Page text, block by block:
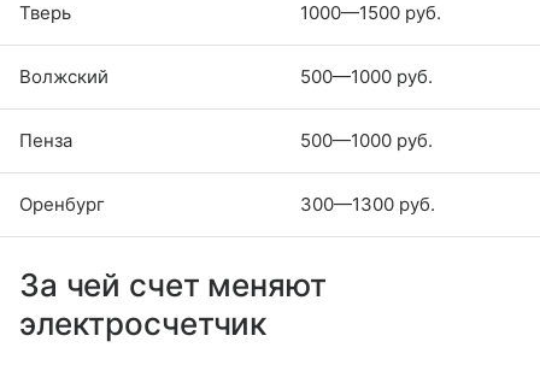
Тверь 1000—1500 руб.
Волжский 500—1000 руб.
Пенза 500—1000 руб.
Оренбург 300—1300 руб.
За чей счет меняют
электросчетчик